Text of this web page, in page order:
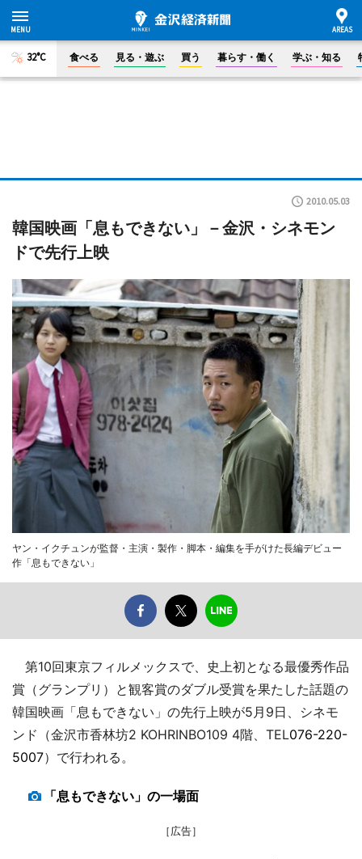
32°C 食べる 見る・遊ぶ 買う 暮らす・働く 学ぶ・知る
2010.05.03
韓国映画「息もできない」－金沢・シネモン
ドで先行上映
ヤン・イクチュンが監督・主演・製作・脚本・編集を手がけた長編デビュー
作「息もできない」
第10回東京フィルメックスで、史上初となる最優秀作品
賞（グランプリ）と観客賞のダブル受賞を果たした話題の
韓国映画「息もできない」の先行上映が5月9日、シネモ
ンド（金沢市香林坊2 KOHRINBO109 4階、TEL076-220-
5007）で行われる。
「息もできない」の一場面
［広告］